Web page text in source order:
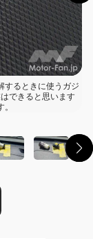
するときに使うガジ
できると思います